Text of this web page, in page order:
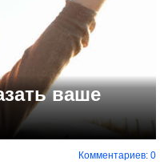
ваше
Комментариев: 0